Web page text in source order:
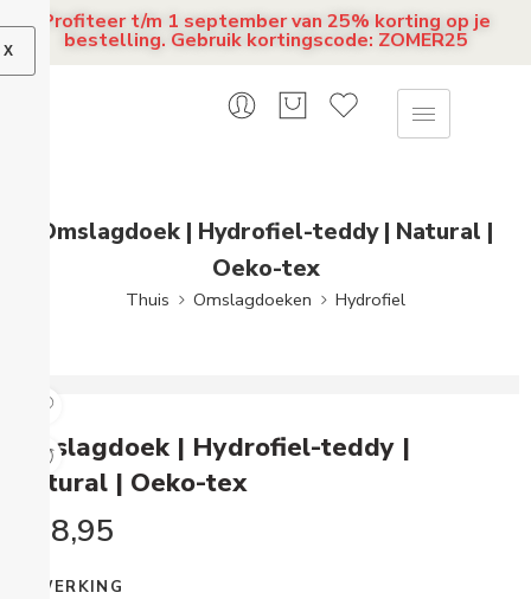
Profiteer t/m 1 september van 25% korting op je
bestelling. Gebruik kortingscode: ZOMER25
X
Omslagdoek | Hydrofiel-teddy | Natural |
Oeko-tex
Thuis Omslagdoeken Hydrofiel
Omslagdoek | Hydrofiel-teddy |
Natural | Oeko-tex
38,95
AFWERKING